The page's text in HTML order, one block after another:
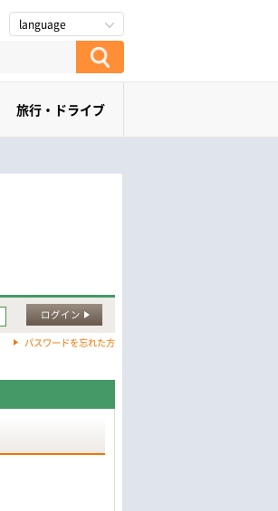
language
旅行・ドライブ
ログイン
パスワードを忘れた方